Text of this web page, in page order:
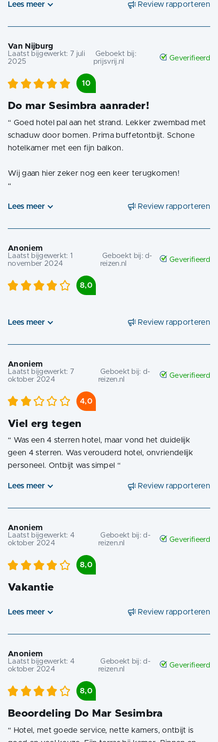
Lees meer Review rapporteren
Van Nijburg
Laatst bijgewerkt: 7 juli
2025
Geboekt bij:
prijsvrij.nl
Geverifieerd
10
Do mar Sesimbra aanrader!
“ Goed hotel pal aan het strand. Lekker zwembad met
schaduw door bomen. Prima buffetontbijt. Schone
hotelkamer met een fijn balkon.
“
Lees meer Review rapporteren
Anoniem
Laatst bijgewerkt: 1
november 2024
Geboekt bij:d-
reizen.nl
Geverifieerd
8,0
Lees meer Review rapporteren
Anoniem
Laatst bijgewerkt:7
oktober 2024
Geboekt bij:d-
reizen.nl
Geverifieerd
4,0
Viel erg tegen
“ Was een 4 sterren hotel, maar vond het duidelijk
geen 4 sterren. Was verouderd hotel, onvriendelijk
personeel. Ontbijt was simpel “
Lees meer Review rapporteren
Anoniem
Laatst bijgewerkt:4
oktober 2024
Geboekt bij:d-
reizen.nl
Geverifieerd
8,0
Vakantie
Lees meer Review rapporteren
Anoniem
Laatst bijgewerkt:4
oktober 2024
Geboekt bij:d-
reizen.nl
Geverifieerd
8,0
Beoordeling Do Mar Sesimbra
“ Hotel, met goede service, nette kamers, ontbijt is